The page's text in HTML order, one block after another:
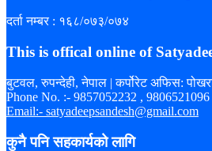
दर्ता नम्बर : १६८/०७३/०७४
This is offical online of
बुटवल, रुपन्देही, नेपाल | कर्पोरेट अफिस:
Phone No. :- 9857052232 , 9806521096
Email:- satyadeepsandesh@gmail.com
कुनै पनि सहकार्यको लागि